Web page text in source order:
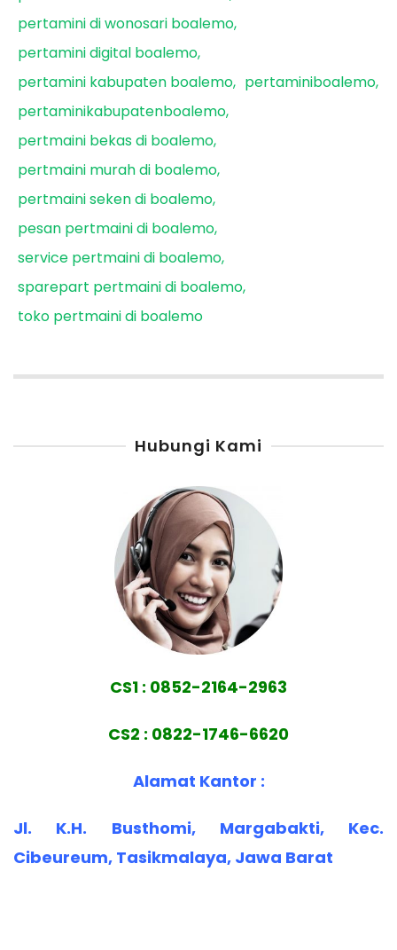
pertamini di wonosari boalemo
pertamini digital boalemo
pertamini kabupaten boalemo
pertaminiboalemo
pertaminikabupatenboalemo
pertmaini bekas di boalemo
pertmaini murah di boalemo
pertmaini seken di boalemo
pesan pertmaini di boalemo
service pertmaini di boalemo
sparepart pertmaini di boalemo
toko pertmaini di boalemo
Hubungi Kami
CS1 : 0852-2164-2963
CS2 : 0822-1746-6620
Alamat Kantor :
Jl. K.H. Busthomi, Margabakti, Kec.
Cibeureum, Tasikmalaya, Jawa Barat